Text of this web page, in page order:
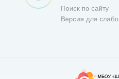
Поиск по сайту
Версия для